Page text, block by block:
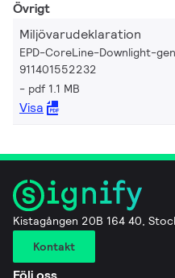
Övrigt
Miljövarudeklaration
EPD-CoreLine-Downlight-
911401552232
pdf 1.1 MB
Visa
Kistagången 20B 164 40,
Kontakt